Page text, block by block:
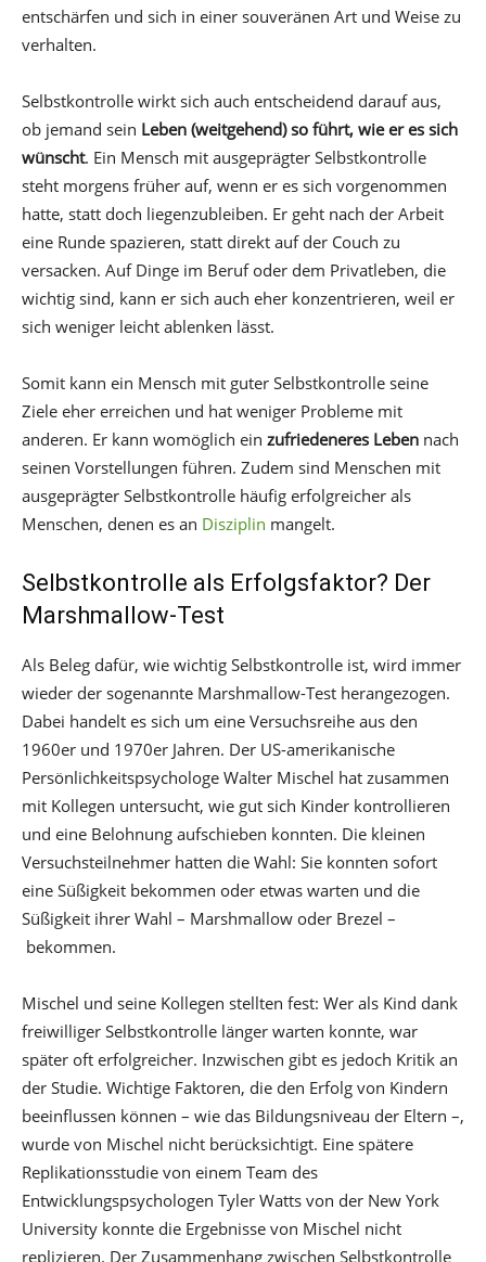
entschärfen und sich in einer souveränen Art und Weise zu
verhalten.
Selbstkontrolle wirkt sich auch entscheidend darauf aus,
ob jemand sein Leben (weitgehend) so führt, wie er es sich
wünscht. Ein Mensch mit ausgeprägter Selbstkontrolle
steht morgens früher auf, wenn er es sich vorgenommen
hatte, statt doch liegenzubleiben. Er geht nach der Arbeit
eine Runde spazieren, statt direkt auf der Couch zu
versacken. Auf Dinge im Beruf oder dem Privatleben, die
wichtig sind, kann er sich auch eher konzentrieren, weil er
sich weniger leicht ablenken lässt.
Somit kann ein Mensch mit guter Selbstkontrolle seine
Ziele eher erreichen und hat weniger Probleme mit
anderen. Er kann womöglich ein zufriedeneres Leben nach
seinen Vorstellungen führen. Zudem sind Menschen mit
ausgeprägter Selbstkontrolle häufig erfolgreicher als
Menschen, denen es an Disziplin mangelt.
Selbstkontrolle als Erfolgsfaktor? Der
Marshmallow-Test
Als Beleg dafür, wie wichtig Selbstkontrolle ist, wird immer
wieder der sogenannte Marshmallow-Test herangezogen.
Dabei handelt es sich um eine Versuchsreihe aus den
1960er und 1970er Jahren. Der US-amerikanische
Persönlichkeitspsychologe Walter Mischel hat zusammen
mit Kollegen untersucht, wie gut sich Kinder kontrollieren
und eine Belohnung aufschieben konnten. Die kleinen
Versuchsteilnehmer hatten die Wahl: Sie konnten sofort
eine Süßigkeit bekommen oder etwas warten und die
Süßigkeit ihrer Wahl – Marshmallow oder Brezel –
bekommen.
Mischel und seine Kollegen stellten fest: Wer als Kind dank
freiwilliger Selbstkontrolle länger warten konnte, war
später oft erfolgreicher. Inzwischen gibt es jedoch Kritik an
der Studie. Wichtige Faktoren, die den Erfolg von Kindern
beeinflussen können – wie das Bildungsniveau der Eltern –,
wurde von Mischel nicht berücksichtigt. Eine spätere
Replikationsstudie von einem Team des
Entwicklungspsychologen Tyler Watts von der New York
University konnte die Ergebnisse von Mischel nicht
replizieren. Der Zusammenhang zwischen Selbstkontrolle